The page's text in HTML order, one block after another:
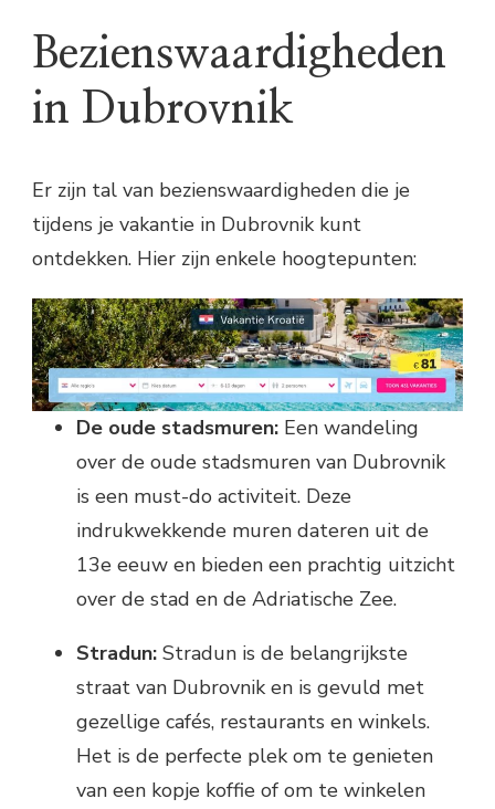
Bezienswaardigheden
in Dubrovnik
Er zijn tal van bezienswaardigheden die je
tijdens je vakantie in Dubrovnik kunt
ontdekken. Hier zijn enkele hoogtepunten:
De oude stadsmuren: Een wandeling
over de oude stadsmuren van Dubrovnik
is een must-do activiteit. Deze
indrukwekkende muren dateren uit de
13e eeuw en bieden een prachtig uitzicht
over de stad en de Adriatische Zee.
Stradun: Stradun is de belangrijkste
straat van Dubrovnik en is gevuld met
gezellige cafés, restaurants en winkels.
Het is de perfecte plek om te genieten
van een kopje koffie of om te winkelen